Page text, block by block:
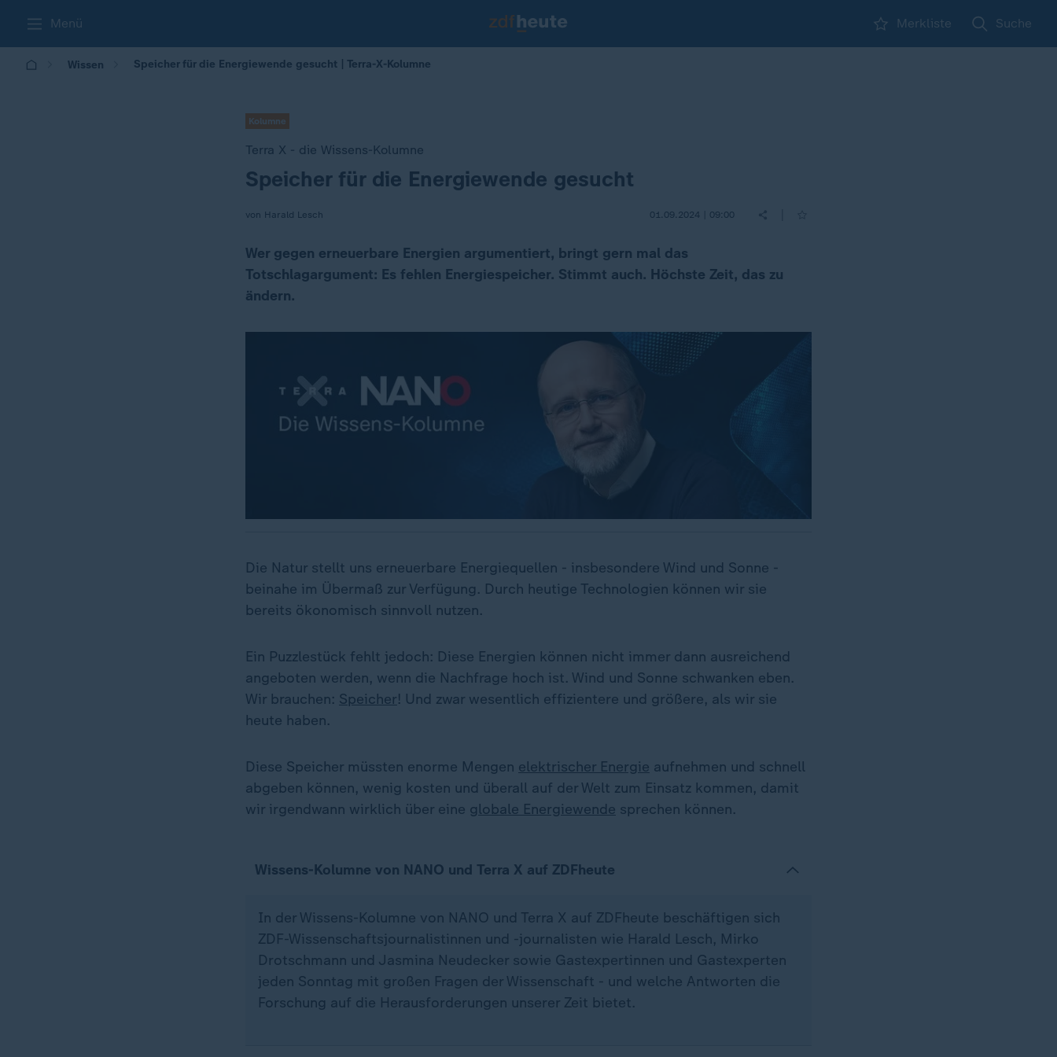
Menü Merkliste Suche
Wissen Speicher für die Energiewende gesucht | Terra-X-Kolumne
Kolumne
Terra X - die Wissens-Kolumne
:
Speicher für die Energiewende gesucht
von Harald Lesch 01.09.2024 | 09:00
Wer gegen erneuerbare Energien argumentiert, bringt gern mal das
Totschlagargument: Es fehlen Energiespeicher. Stimmt auch. Höchste Zeit, das zu
ändern.
Die Natur stellt uns erneuerbare Energiequellen - insbesondere Wind und Sonne -
beinahe im Übermaß zur Verfügung. Durch heutige Technologien können wir sie
bereits ökonomisch sinnvoll nutzen.
Ein Puzzlestück fehlt jedoch: Diese Energien können nicht immer dann ausreichend
angeboten werden, wenn die Nachfrage hoch ist. Wind und Sonne schwanken eben.
Wir brauchen: Speicher! Und zwar wesentlich effizientere und größere, als wir sie
heute haben.
Diese Speicher müssten enorme Mengen elektrischer Energie aufnehmen und schnell
abgeben können, wenig kosten und überall auf der Welt zum Einsatz kommen, damit
wir irgendwann wirklich über eine globale Energiewende sprechen können.
Wissens-Kolumne von NANO und Terra X auf ZDFheute
In der Wissens-Kolumne von NANO und Terra X auf ZDFheute beschäftigen sich
ZDF-Wissenschaftsjournalistinnen und -journalisten wie Harald Lesch, Mirko
Drotschmann und Jasmina Neudecker sowie Gastexpertinnen und Gastexperten
jeden Sonntag mit großen Fragen der Wissenschaft - und welche Antworten die
Forschung auf die Herausforderungen unserer Zeit bietet.